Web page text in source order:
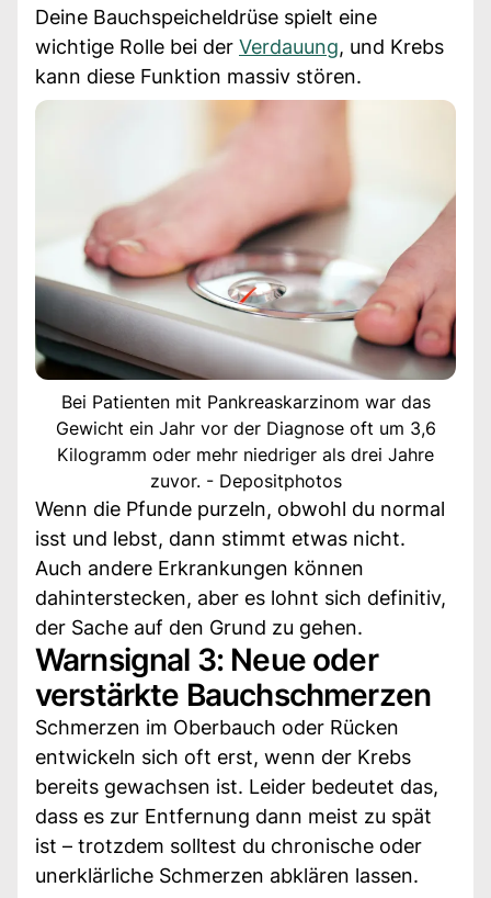
Deine Bauchspeicheldrüse spielt eine
wichtige Rolle bei der Verdauung, und Krebs
kann diese Funktion massiv stören.
Bei Patienten mit Pankreaskarzinom war das
Gewicht ein Jahr vor der Diagnose oft um 3,6
Kilogramm oder mehr niedriger als drei Jahre
zuvor. - Depositphotos
Wenn die Pfunde purzeln, obwohl du normal
isst und lebst, dann stimmt etwas nicht.
Auch andere Erkrankungen können
dahinterstecken, aber es lohnt sich definitiv,
der Sache auf den Grund zu gehen.
Warnsignal 3: Neue oder
verstärkte Bauchschmerzen
Schmerzen im Oberbauch oder Rücken
entwickeln sich oft erst, wenn der Krebs
bereits gewachsen ist. Leider bedeutet das,
dass es zur Entfernung dann meist zu spät
ist – trotzdem solltest du chronische oder
unerklärliche Schmerzen abklären lassen.